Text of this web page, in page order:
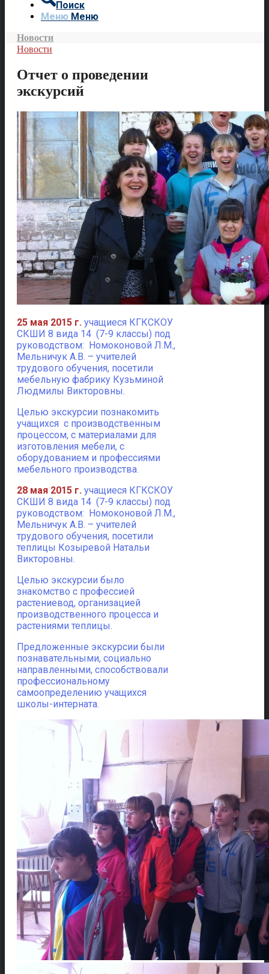
Поиск
Меню Меню
Новости
Новости
Отчет о проведении
экскурсий
25 мая 2015 г. учащиеся КГКСКОУ
СКШИ 8 вида 14 (7-9 классы) под
руководством: Номоконовой Л.М.,
Мельничук А.В. – учителей
трудового обучения, посетили
мебельную фабрику Кузьминой
Людмилы Викторовны.
Целью экскурсии познакомить
учащихся с производственным
процессом, с материалами для
изготовления мебели, с
оборудованием и профессиями
мебельного производства.
28 мая 2015 г. учащиеся КГКСКОУ
СКШИ 8 вида 14 (7-9 классы) под
руководством: Номоконовой Л.М.,
Мельничук А.В. – учителей
трудового обучения, посетили
теплицы Козыревой Натальи
Викторовны.
Целью экскурсии было
знакомство с профессией
растениевод, организацией
производственного процесса и
растениями теплицы.
Предложенные экскурсии были
познавательными, социально
направленными, способствовали
профессиональному
самоопределению учащихся
школы-интерната.